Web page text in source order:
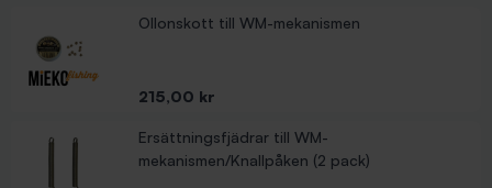
Ollonskott till WM-mekanismen
Pris
215,00 kr
Ersättningsfjädrar till WM-
mekanismen/Knallpåken (2 pack)
Pris